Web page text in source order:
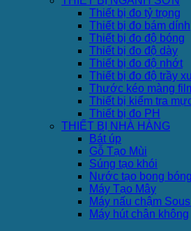
Thiết bị đo tỷ trọng
Thiết bị đo bám dính
Thiết bị đo độ bóng
Thiết bị đo độ dày
Thiết bị đo độ nhớt
Thiết bị đo độ trầy
Thước kéo màng
Thiết bị kiểm tra
Thiết bị đo PH
THIẾT BỊ NHÀ HÀNG
Bát úp
Gỗ Tạo Mùi
Súng tạo khói
Nước tạo bong
Máy Tạo Mây
Máy nấu chậm
Máy hút chân không